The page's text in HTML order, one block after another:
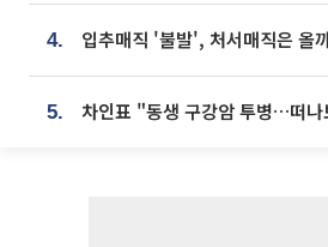
4. 입추매직 '불발', 처서매직은 올
5.